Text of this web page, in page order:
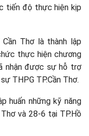
tiến độ thực hiện kịp
Thơ là thành lập
thực hiện chương
nhận được sự hỗ trợ
THPG TP.Cần Thơ.
huấn những kỹ năng
và 28-6 tại TP.Hồ